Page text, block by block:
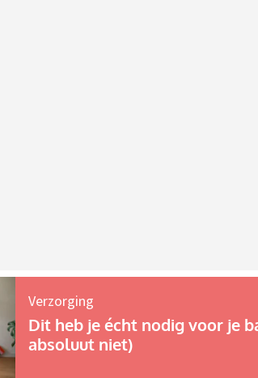
Verzorging
Dit heb je écht nodig voor je
absoluut niet)